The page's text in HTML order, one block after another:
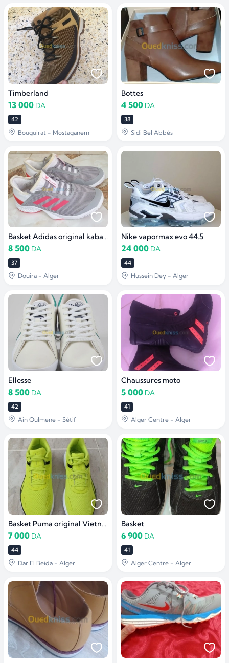
Timberland
13 000 DA
42
Bouguirat - Mostaganem
Bottes
4 500 DA
38
Sidi Bel Abbès
Basket Adidas original kaba pour femme
8 500 DA
37
Douira - Alger
Nike vapormax evo 44.5
24 000 DA
44
Hussein Dey - Alger
Ellesse
8 500 DA
42
Ain Oulmene - Sétif
Chaussures moto
5 000 DA
41
Alger Centre - Alger
Basket Puma original Vietnam
7 000 DA
44
Dar El Beida - Alger
Basket
6 900 DA
41
Alger Centre - Alger